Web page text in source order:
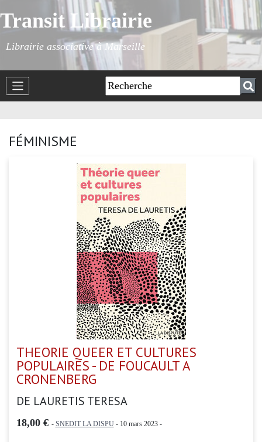
Transit Librairie
Librairie associative à Marseille
FÉMINISME
THEORIE QUEER ET CULTURES
POPULAIRES - DE FOUCAULT A
CRONENBERG
DE LAURETIS TERESA
18,00 € - SNEDIT LA DISPU- 10 mars 2023 -